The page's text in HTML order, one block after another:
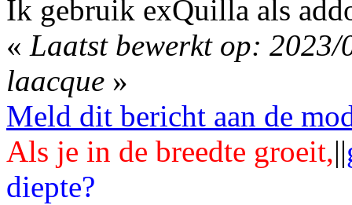
Ik gebruik exQuilla als
« Laatst bewerkt op:
laacque »
Meld dit bericht aan de
Als je in de breedte groeit,||
diepte?